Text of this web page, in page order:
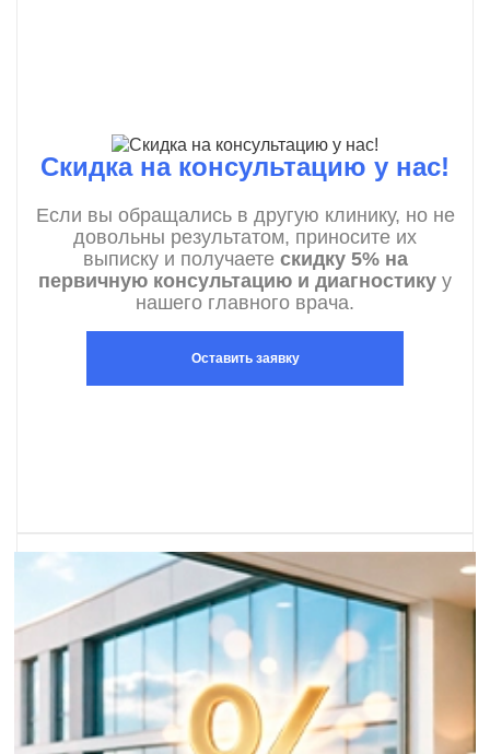
Скидка на консультацию у нас!
Если вы обращались в другую клинику, но не
довольны результатом, приносите их
выписку и получаете скидку 5% на
первичную консультацию и диагностику у
нашего главного врача.
Оставить заявку